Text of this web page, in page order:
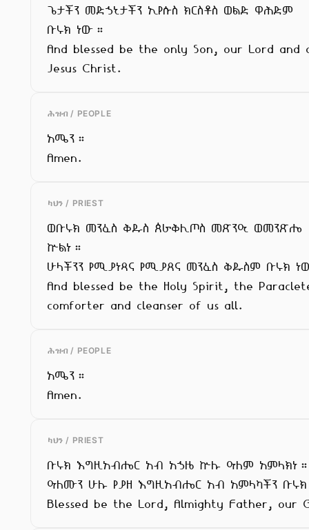
ጌታችን መድኃኒታችን ኢየሱስ ክርስቶስ ወልድ ዋሕድም
ቡሩክ ነው።
And blessed be the only Son, our Lord and
Jesus Christ.
ሕዝብ / PEOPLE
አሜን።
Amen.
ካህን / PRIEST
ወቡሩክ መንፈስ ቅዱስ ጰራቅሊጦስ መጽንዒ ወመንጽሔ
ኵልነ።
ሁላችንን የሚያነጻና የሚያጸና መንፈስ ቅዱስም ቡሩክ
And blessed be the Holy Spirit, the
comforter and cleanser of us all.
ሕዝብ / PEOPLE
አሜን።
Amen.
ካህን / PRIEST
ቡሩክ እግዚአብሔር አብ አኃዜ ኵሉ ዓለም
ዓለሙን ሁሉ የያዘ እግዚአብሔር አብ አምላካችን
Blessed be the Lord, Almighty Father, our